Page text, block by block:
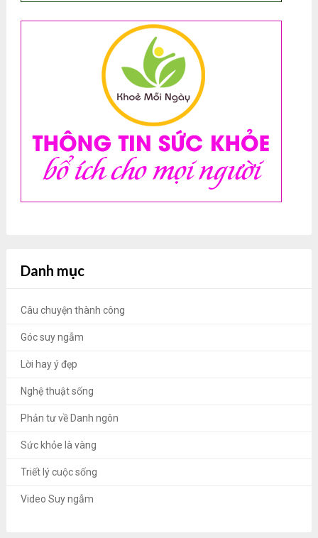
Danh mục
Câu chuyện thành công
Góc suy ngẫm
Lời hay ý đẹp
Nghệ thuật sống
Phản tư về Danh ngôn
Sức khỏe là vàng
Triết lý cuộc sống
Video Suy ngẫm